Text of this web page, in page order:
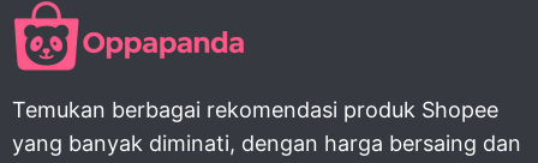
Temukan berbagai rekomendasi produk Shopee
yang banyak diminati, dengan harga bersaing dan